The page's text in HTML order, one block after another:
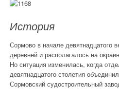
История
Сормово в начале девятнадцатого
деревней и располагалось на
Но ситуация изменилась, когда
девятнадцатого столетия
Сормовский судостроительный